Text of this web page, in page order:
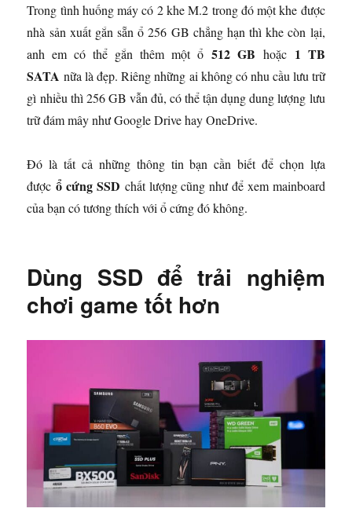
Trong tình huống máy có 2 khe M.2 trong đó một khe được
nhà sản xuất gắn sẵn ổ 256 GB chẳng hạn thì khe còn lại,
anh em có thể gắn thêm một ổ 512 GB hoặc 1 TB
SATA nữa là đẹp. Riêng những ai không có nhu cầu lưu trữ
gì nhiều thì 256 GB vẫn đủ, có thể tận dụng dung lượng lưu
trữ đám mây như Google Drive hay OneDrive.
Đó là tất cả những thông tin bạn cần biết để chọn lựa
đượcổ cứng SSD chất lượng cũng như để xem mainboard
của bạn có tương thích với ổ cứng đó không.
Dùng SSD để trải nghiệm
chơi game tốt hơn